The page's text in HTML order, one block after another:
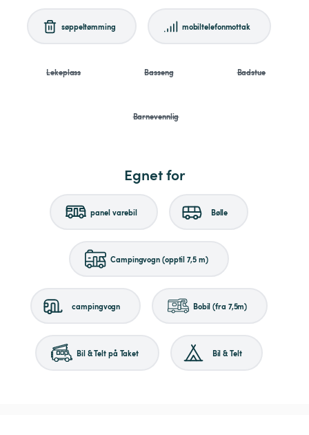
søppeltømming mobiltelefonmottak
Lekeplass Basseng Badstue
Barnevennlig
Egnet for
panel varebil Bølle
Campingvogn (opptil 7,5 m)
campingvogn Bobil (fra 7,5m)
Bil & Telt på Taket Bil & Telt